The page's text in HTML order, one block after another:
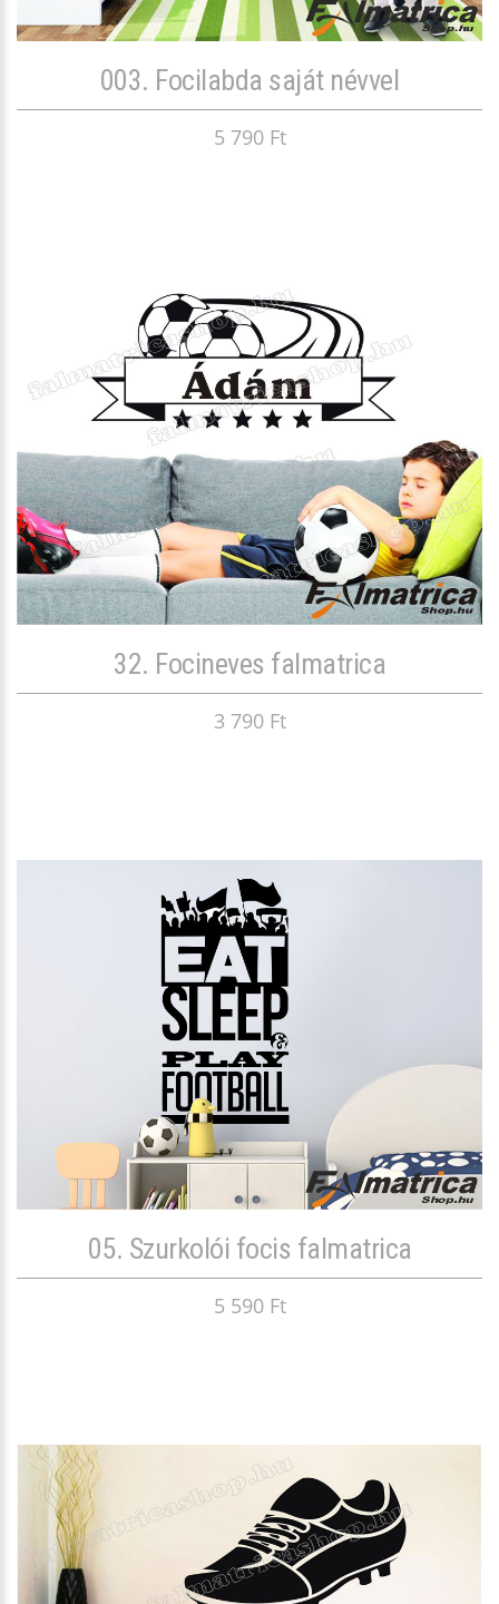
003. Focilabda saját névvel
5 790 Ft
32. Focineves falmatrica
3 790 Ft
05. Szurkolói focis falmatrica
5 590 Ft